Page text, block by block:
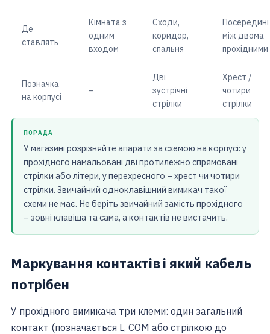
Де
ставлять
Кімната з
одним
входом
Сходи,
коридор,
спальня
Посередині
між двома
прохідними
Позначка
на корпусі
–
Дві
зустрічні
стрілки
Хрест /
чотири
стрілки
ПОРАДА
У магазині розрізняйте апарати за схемою на корпусі: у
прохідного намальовані дві протилежно спрямовані
стрілки або літери, у перехресного – хрест чи чотири
стрілки. Звичайний одноклавішний вимикач такої
схеми не має. Не беріть звичайний замість прохідного
– зовні клавіша та сама, а контактів не вистачить.
Маркування контактів і який кабель
потрібен
У прохідного вимикача три клеми: один загальний
контакт (позначається L, COM або стрілкою до